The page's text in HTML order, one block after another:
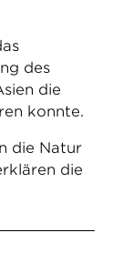
des
die
konnte.
die Natur
die